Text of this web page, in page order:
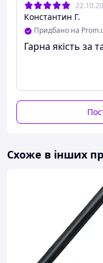
положення!
Константин Г.
Придбано на
Гарна якість за
Схоже в інших